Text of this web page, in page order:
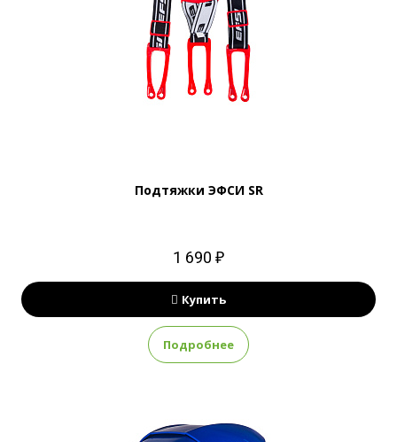
Подтяжки ЭФСИ SR
1 690 ₽
Купить
Подробнее